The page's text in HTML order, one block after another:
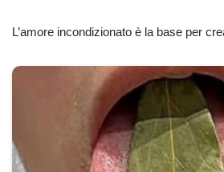
L’amore incondizionato è la base per